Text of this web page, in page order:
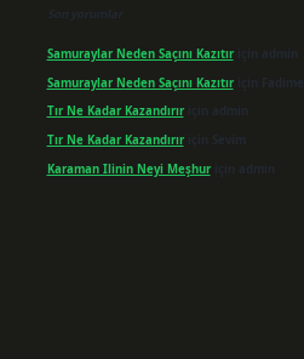
Son yorumlar
Samuraylar Neden Saçını Kazıtıriçin admin
Samuraylar Neden Saçını Kazıtıriçin Fadime
Tır Ne Kadar Kazandırıriçin admin
Tır Ne Kadar Kazandırıriçin Sevim
Karaman Ilinin Neyi Meşhuriçin admin